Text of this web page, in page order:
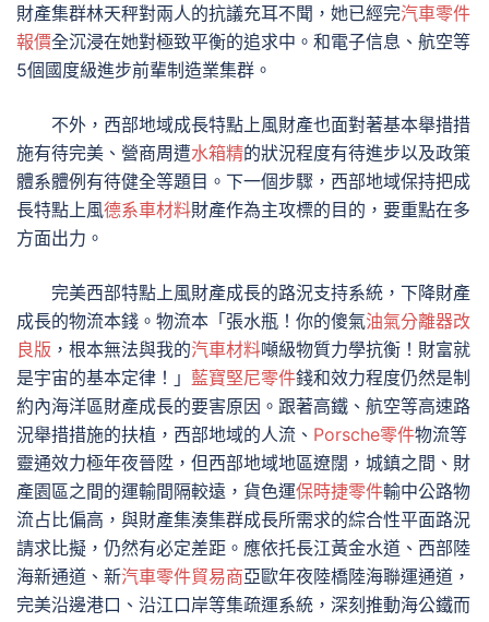
財產集群林天秤對兩人的抗議充耳不聞，她已經完汽車零件
報價全沉浸在她對極致平衡的追求中。和電子信息、航空等
5個國度級進步前輩制造業集群。
不外，西部地域成長特點上風財產也面對著基本舉措措
施有待完美、營商周遭水箱精的狀況程度有待進步以及政策
體系體例有待健全等題目。下一個步驟，西部地域保持把成
長特點上風德系車材料財產作為主攻標的目的，要重點在多
方面出力。
完美西部特點上風財產成長的路況支持系統，下降財產
成長的物流本錢。物流本「張水瓶！你的傻氣油氣分離器改
良版 ，根本無法與我的汽車材料噸級物質力學抗衡！財富就
是宇宙的基本定律！」 藍寶堅尼零件錢和效力程度仍然是制
約內海洋區財產成長的要害原因。跟著高鐵、航空等高速路
況舉措措施的扶植，西部地域的人流、 Porsche零件物流等
靈通效力極年夜晉陞，但西部地域地區遼闊，城鎮之間、財
產園區之間的運輸間隔較遠，貨色運保時捷零件輸中公路物
流占比偏高，與財產集湊集群成長所需求的綜合性平面路況
請求比擬，仍然有必定差距。應依托長江黃金水道、西部陸
海新通道、新汽車零件貿易商亞歐年夜陸橋陸海聯運通道，
完美沿邊港口、沿江口岸等集疏運系統，深刻推動海公鐵而